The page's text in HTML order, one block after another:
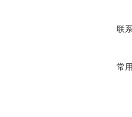
联
常